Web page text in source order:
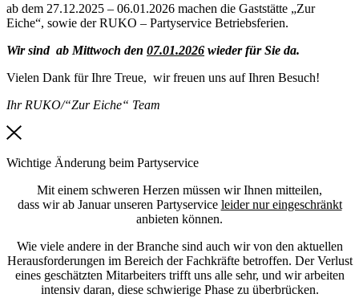
ab dem 27.12.2025 – 06.01.2026 machen die Gaststätte „Zur
Eiche“, sowie der RUKO – Partyservice Betriebsferien.
Wir sind ab Mittwoch den 07.01.2026 wieder für Sie da.
Vielen Dank für Ihre Treue, wir freuen uns auf Ihren Besuch!
Ihr RUKO/“Zur Eiche“ Team
Wichtige Änderung beim Partyservice
Mit einem schweren Herzen müssen wir Ihnen mitteilen,
dass wir ab Januar unseren Partyservice leider nur eingeschränkt
anbieten können.
Wie viele andere in der Branche sind auch wir von den aktuellen
Herausforderungen im Bereich der Fachkräfte betroffen. Der Verlust
eines geschätzten Mitarbeiters trifft uns alle sehr, und wir arbeiten
intensiv daran, diese schwierige Phase zu überbrücken.